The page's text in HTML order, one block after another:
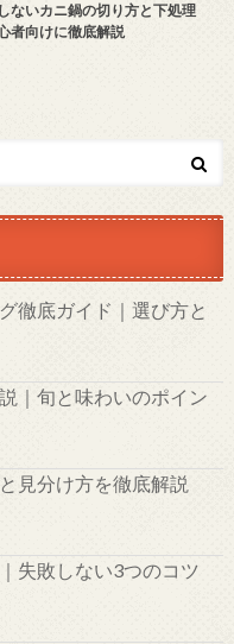
ないカニ鍋の切り方と下処理
者向けに徹底解説
徹底ガイド｜選び方と
｜旬と味わいのポイン
見分け方を徹底解説
失敗しない3つのコツ